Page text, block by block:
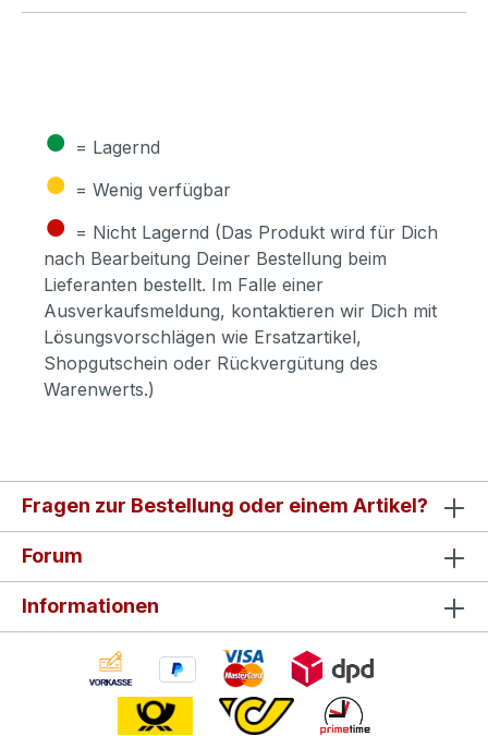
● = Lagernd
● = Wenig verfügbar
● = Nicht Lagernd (Das Produkt wird für Dich
nach Bearbeitung Deiner Bestellung beim
Lieferanten bestellt. Im Falle einer
Ausverkaufsmeldung, kontaktieren wir Dich mit
Lösungsvorschlägen wie Ersatzartikel,
Shopgutschein oder Rückvergütung des
Warenwerts.)
Fragen zur Bestellung oder einem Artikel?
Forum
Informationen